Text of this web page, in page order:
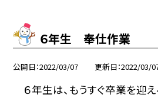
６年生 奉仕作業
公開日 2022/03/07 更新日 2022/03/
６年生は、もうすぐ卒業を迎